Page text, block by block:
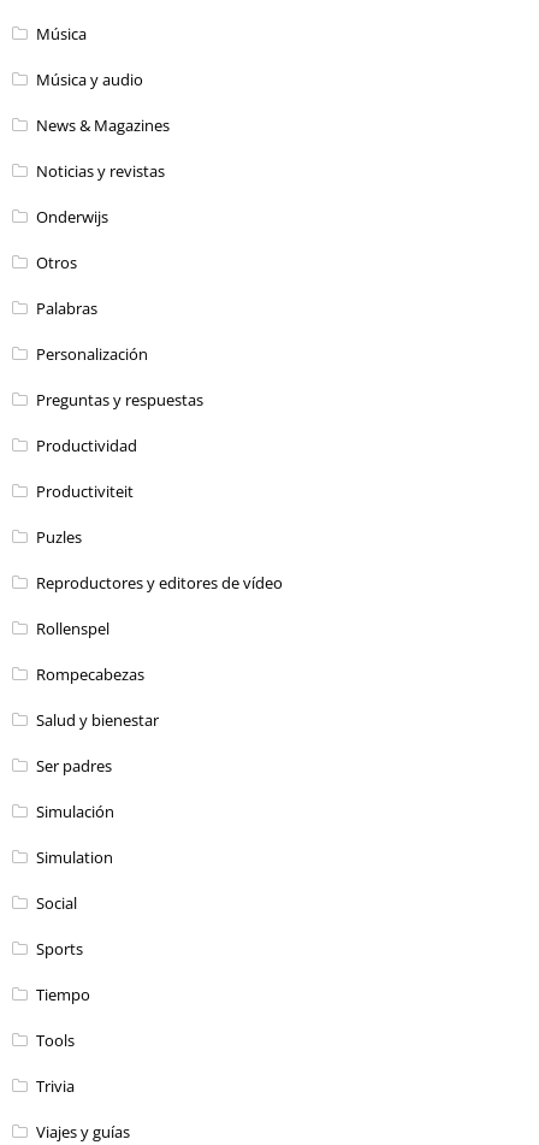
Música
Música y audio
News & Magazines
Noticias y revistas
Onderwijs
Otros
Palabras
Personalización
Preguntas y respuestas
Productividad
Productiviteit
Puzles
Reproductores y editores de vídeo
Rollenspel
Rompecabezas
Salud y bienestar
Ser padres
Simulación
Simulation
Social
Sports
Tiempo
Tools
Trivia
Viajes y guías